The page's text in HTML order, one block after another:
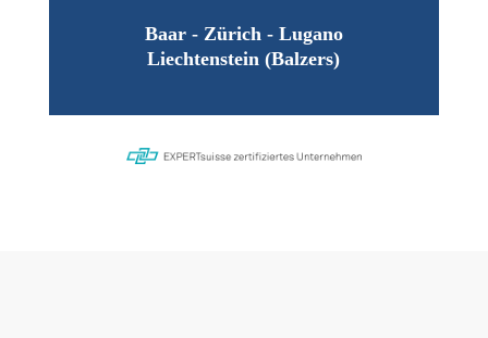
Baar - Zürich - Lugano
Liechtenstein (Balzers)